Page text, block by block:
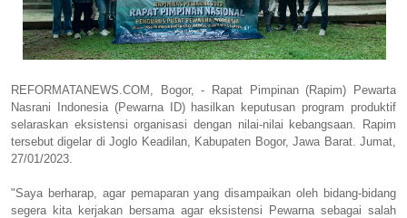
REFORMATANEWS.COM, Bogor, - Rapat Pimpinan (Rapim) Pewarta
Nasrani Indonesia (Pewarna ID) hasilkan keputusan program produktif
selaraskan eksistensi organisasi dengan nilai-nilai kebangsaan. Rapim
tersebut digelar di Joglo Keadilan, Kabupaten Bogor, Jawa Barat. Jumat,
27/01/2023.
"Saya berharap, agar pemaparan yang disampaikan oleh bidang-bidang
segera kita kerjakan bersama agar eksistensi Pewarna sebagai salah